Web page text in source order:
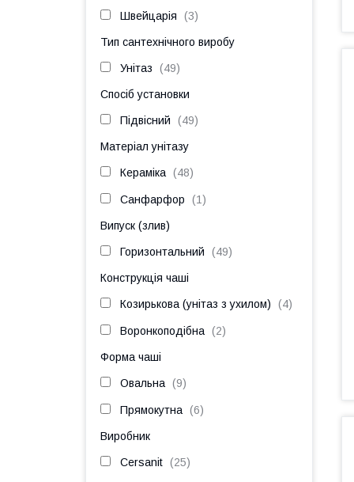
Швейцарія 3
Тип сантехнічного виробу
Унітаз 49
Спосіб установки
Підвісний 49
Матеріал унітазу
Кераміка 48
Санфарфор 1
Випуск (злив)
Горизонтальний 49
Конструкція чаші
Козирькова (унітаз з ухилом) 4
Воронкоподібна 2
Форма чаші
Овальна 9
Прямокутна 6
Виробник
Cersanit 25